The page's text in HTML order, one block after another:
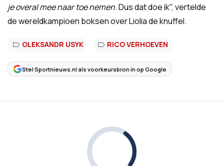
je overal mee naar toe nemen. Dus dat doe ik", vertelde
de wereldkampioen boksen over Liolia de knuffel.
OLEKSANDR USYK RICO VERHOEVEN
Stel Sportnieuws.nl als voorkeursbron in op Google